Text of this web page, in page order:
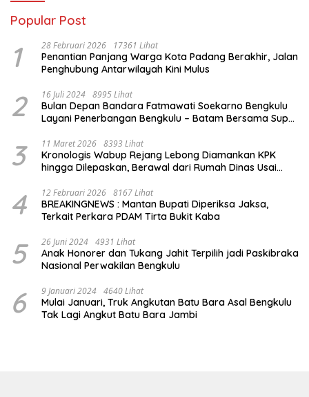
Popular Post
1 28 Februari 2026 17361 Lihat
Penantian Panjang Warga Kota Padang Berakhir, Jalan
Penghubung Antarwilayah Kini Mulus
2 16 Juli 2024 8995 Lihat
Bulan Depan Bandara Fatmawati Soekarno Bengkulu
Layani Penerbangan Bengkulu – Batam Bersama Super
3 11 Maret 2026 8393 Lihat
Kronologis Wabup Rejang Lebong Diamankan KPK
hingga Dilepaskan, Berawal dari Rumah Dinas Usai
4 12 Februari 2026 8167 Lihat
BREAKINGNEWS : Mantan Bupati Diperiksa Jaksa,
Terkait Perkara PDAM Tirta Bukit Kaba
5 26 Juni 2024 4931 Lihat
Anak Honorer dan Tukang Jahit Terpilih jadi Paskibraka
Nasional Perwakilan Bengkulu
6 9 Januari 2024 4640 Lihat
Mulai Januari, Truk Angkutan Batu Bara Asal Bengkulu
Tak Lagi Angkut Batu Bara Jambi